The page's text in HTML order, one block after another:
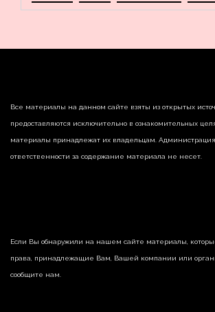
Все материалы на данном сайте взяты из открытых
предоставляются исключительно в ознакомительных
материалы принадлежат их владельцам. Администрация
ответственности за содержание материала не несет.
Если Вы обнаружили на нашем сайте материалы,
права, принадлежащие Вам, Вашей компании или
сообщите нам.